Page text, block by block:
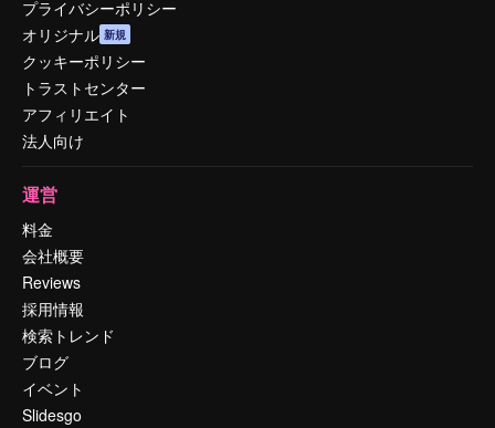
プライバシーポリシー
オリジナル 新規
クッキーポリシー
トラストセンター
アフィリエイト
法人向け
運営
料金
会社概要
Reviews
採用情報
検索トレンド
ブログ
イベント
Slidesgo